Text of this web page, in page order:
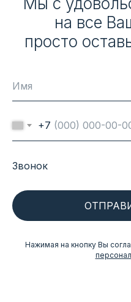
на все
просто
+7
Нажимая на кнопку Вы